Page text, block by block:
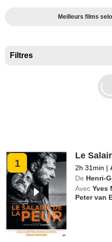
Meilleurs films
Filtres
1
Le
2h 31min |
De Henri-
Avec Yves
Peter van